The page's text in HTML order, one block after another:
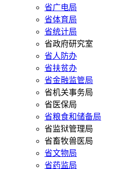
省广电局
省体育局
省统计局
省政府研究室
省人防办
省扶贫办
省金融监管局
省机关事务局
省医保局
省粮食和储备局
省监狱管理局
省畜牧兽医局
省文物局
省药监局